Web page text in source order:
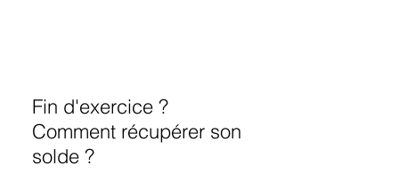
Fin d'exercice ?
Comment récupérer son
solde ?